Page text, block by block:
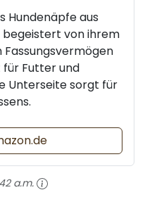
Hundenäpfe aus
von ihrem
Fassungsvermögen
für Futter und
Unterseite sorgt für
a.m.